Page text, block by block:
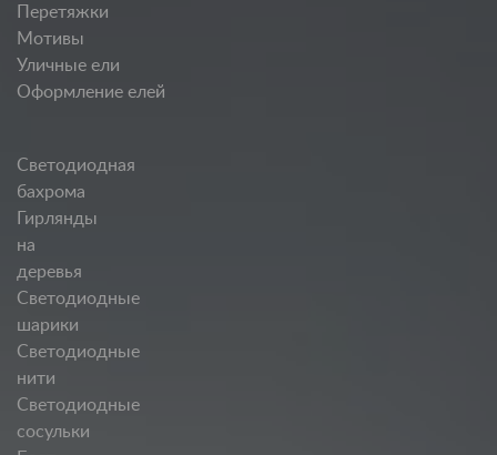
Перетяжки
Мотивы
Уличные ели
Оформление елей
Светодиодная
бахрома
Гирлянды
на
деревья
Светодиодные
шарики
Светодиодные
нити
Светодиодные
сосульки